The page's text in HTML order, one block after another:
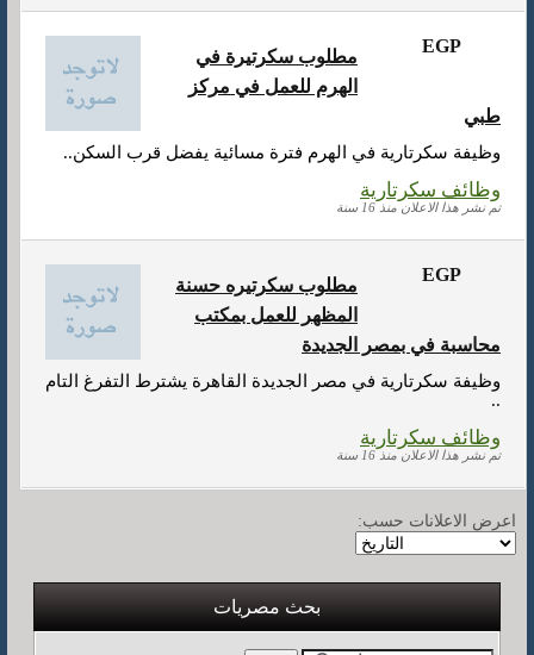
EGP
وظيفة سكرتارية في الهرم فترة مسائية يفضل قرب السكن..
وظائف سكرتارية
مطلوب سكرتيرة في
الهرم للعمل في مركز
طبي
تم نشر هذا الاعلان منذ 16 سنة
EGP
وظيفة سكرتارية في مصر الجديدة القاهرة يشترط التفرغ التام
..
وظائف سكرتارية
مطلوب سكرتيره حسنة
المظهر للعمل بمكتب
محاسبة في بمصر الجديدة
تم نشر هذا الاعلان منذ 16 سنة
اعرض الاعلانات حسب:
بحث مصريات